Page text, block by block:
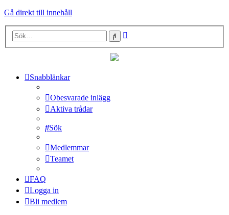
Gå direkt till innehåll
Sök
Snabblänkar
Obesvarade inlägg
Aktiva trådar
Sök
Medlemmar
Teamet
FAQ
Logga in
Bli medlem